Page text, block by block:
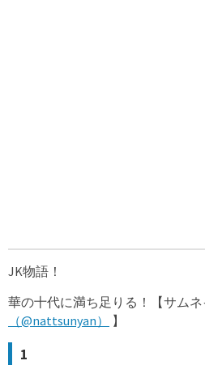
JK物語！
華の十代に満ち足りる！【サムネ
（@nattsunyan）
】
1